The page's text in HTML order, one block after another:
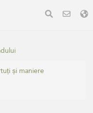
și maniere